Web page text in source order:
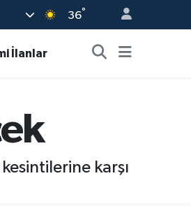
36°
İlanlar
karşı